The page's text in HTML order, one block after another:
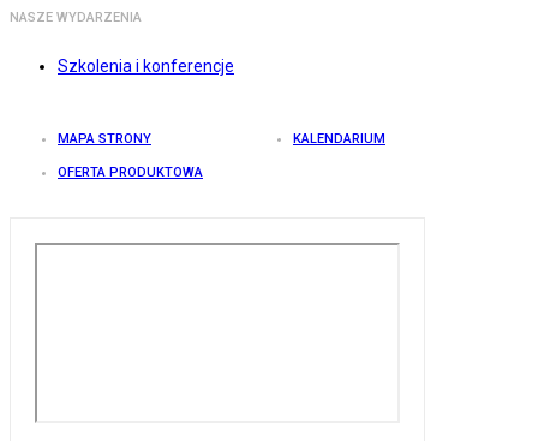
NASZE WYDARZENIA
Szkolenia i konferencje
MAPA STRONY KALENDARIUM
OFERTA PRODUKTOWA